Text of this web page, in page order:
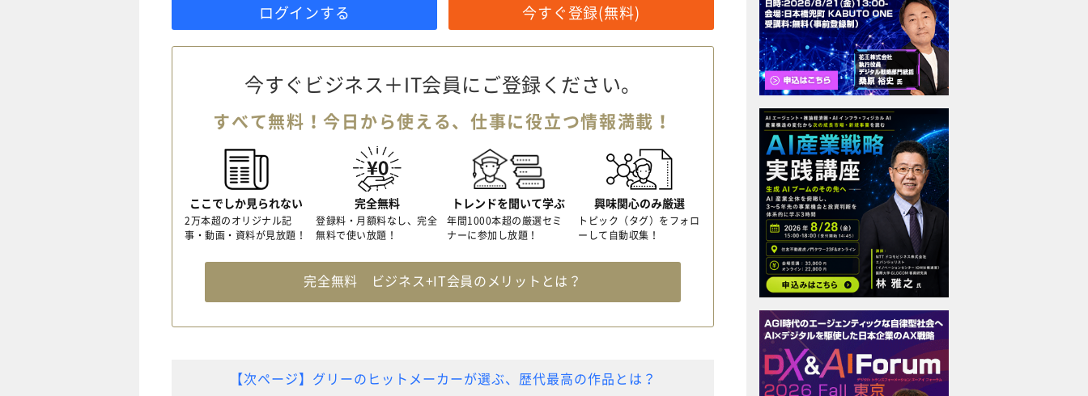
ログインする 今すぐ登録(無料)
今すぐビジネス＋IT会員にご登録ください。
すべて無料！今日から使える、仕事に役立つ情報満載！
ここでしか見られない
2万本超のオリジナル記
事・動画・資料が見放題！
完全無料
登録料・月額料なし、完全
無料で使い放題！
トレンドを聞いて学ぶ
年間1000本超の厳選セミ
ナーに参加し放題！
興味関心のみ厳選
トピック（タグ）をフォロ
ーして自動収集！
完全無料 ビジネス+IT会員のメリットとは？
【次ページ】グリーのヒットメーカーが選ぶ、歴代最高の作品とは？